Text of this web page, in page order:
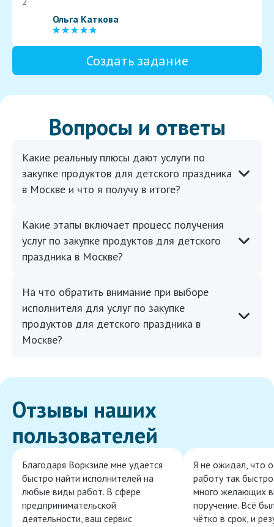
Ольга Каткова
Создать задание
Вопросы и ответы
Какие реальныy плюсы дают услуги по
закупке продуктов для детского праздника
в Москве и что я получу в итоге?
Какие этапы включает процесс получения
услуг по закупке продуктов для детского
праздника в Москве?
На что обратить внимание при выборе
исполнителя для услуг по закупке
продуктов для детского праздника в
Москве?
Отзывы наших
пользователей
Благодаря Воркзиле мне удаётся
быстро найти исполнителей на
любые виды работ. В сфере
предпринимательской
деятельности, ваш сервис
Я не ожидал, что
работу так
много желающих
поручение. Всё
чётко в срок, и